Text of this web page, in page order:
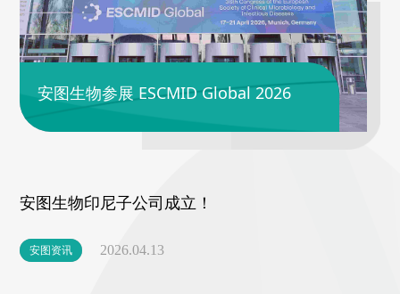
安图生物参展 ESCMID Global 2026
安图生物印尼子公司成立！
安图资讯 2026.04.13